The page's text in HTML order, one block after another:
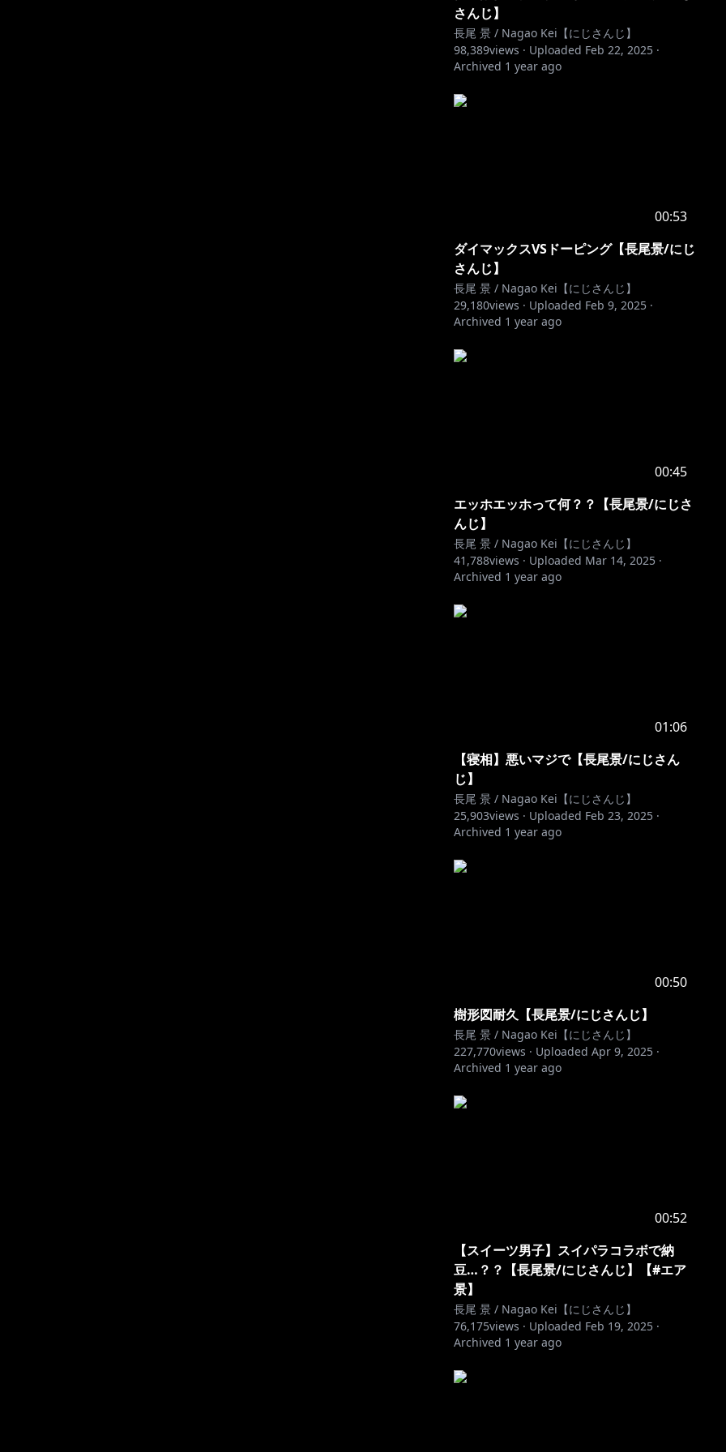
さんじ】
長尾 景 / Nagao Kei【にじさんじ】
98,389views · Uploaded Feb 22, 2025 ·
Archived 1 year ago
00:53
ダイマックスVSドーピング【長尾景/にじ
さんじ】
長尾 景 / Nagao Kei【にじさんじ】
29,180views · Uploaded Feb 9, 2025 ·
Archived 1 year ago
00:45
エッホエッホって何？？【長尾景/にじさ
んじ】
長尾 景 / Nagao Kei【にじさんじ】
41,788views · Uploaded Mar 14, 2025 ·
Archived 1 year ago
01:06
【寝相】悪いマジで【長尾景/にじさん
じ】
長尾 景 / Nagao Kei【にじさんじ】
25,903views · Uploaded Feb 23, 2025 ·
Archived 1 year ago
00:50
樹形図耐久【長尾景/にじさんじ】
長尾 景 / Nagao Kei【にじさんじ】
227,770views · Uploaded Apr 9, 2025 ·
Archived 1 year ago
00:52
【スイーツ男子】スイパラコラボで納
豆…？？【長尾景/にじさんじ】【#エア
景】
長尾 景 / Nagao Kei【にじさんじ】
76,175views · Uploaded Feb 19, 2025 ·
Archived 1 year ago